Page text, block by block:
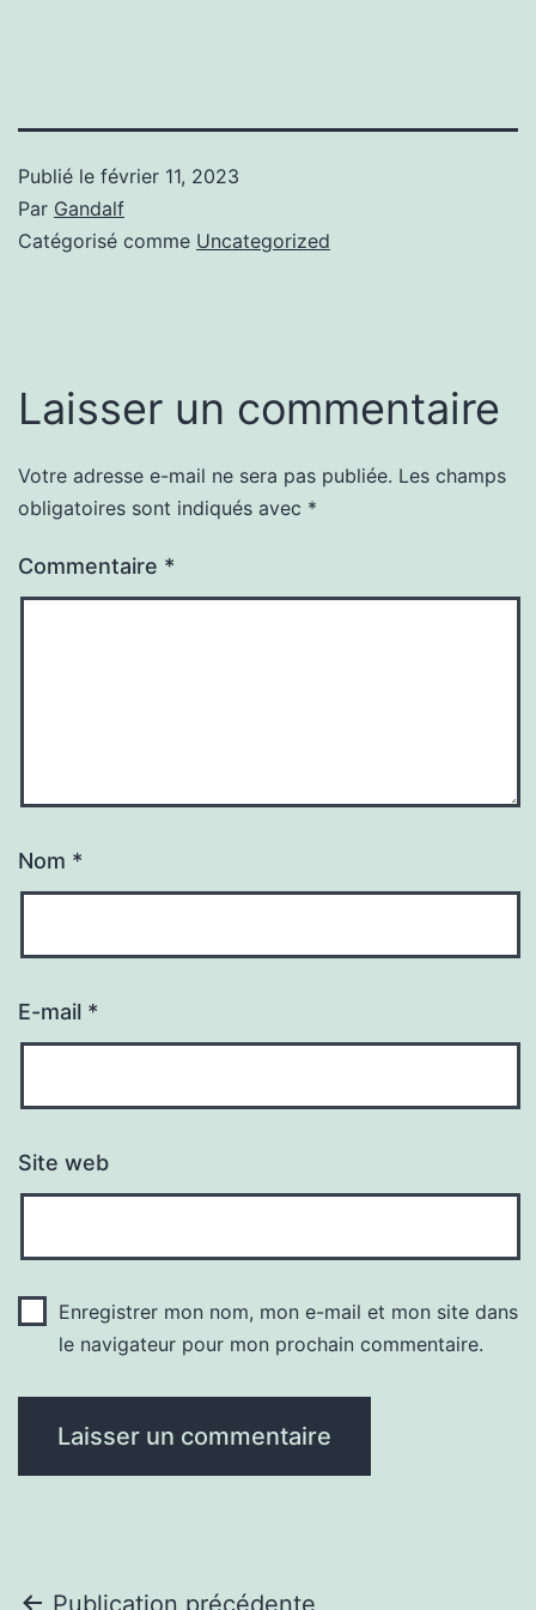
Publié le février 11, 2023
Par Gandalf
Catégorisé comme Uncategorized
Laisser un commentaire
Votre adresse e-mail ne sera pas publiée. Les champs
obligatoires sont indiqués avec *
Commentaire *
Nom *
E-mail *
Site web
Enregistrer mon nom, mon e-mail et mon site dans
le navigateur pour mon prochain commentaire.
Publication précédente